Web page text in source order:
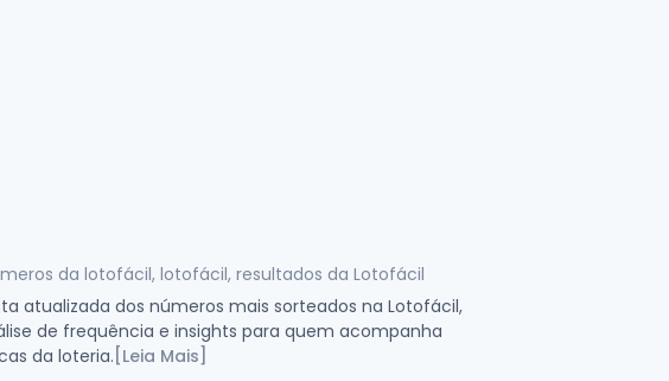
da lotofácil, lotofácil, resultados da Lotofácil
atualizada dos números mais sorteados na Lotofácil,
de frequência e insights para quem acompanha
da loteria. [Leia Mais]